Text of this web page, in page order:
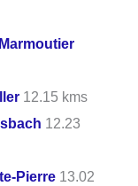
12.15 kms
12.23
Pierre 13.02